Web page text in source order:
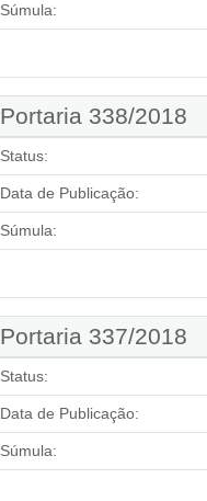
Súmula:
Portaria 338/2018
Status:
Data de Publicação:
Súmula:
Portaria 337/2018
Status:
Data de Publicação:
Súmula: